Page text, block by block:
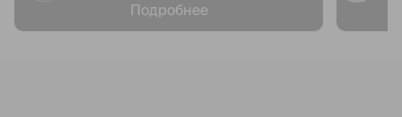
Подробнее